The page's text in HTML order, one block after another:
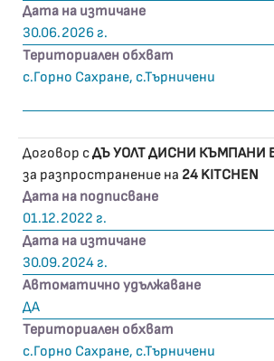
Дата на изтичане
30.06.2026 г.
Териториален обхват
с.Горно Сахране, с.Търничени
Договор сДЪ УОЛТ ДИСНИ КЪМПАНИ
за разпространение на 24 KITCHEN
Дата на подписване
01.12.2022 г.
Дата на изтичане
30.09.2024 г.
Автоматично удължаване
ДА
Териториален обхват
с.Горно Сахране, с.Търничени